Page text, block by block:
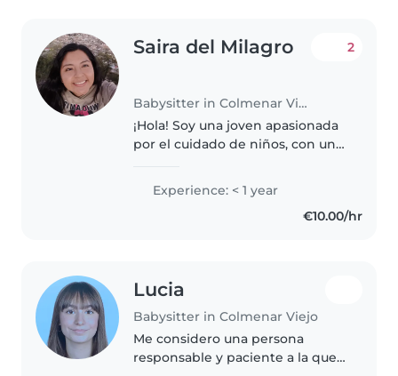
Saira del Milagro
Babysitter in Colmenar Viejo
2
¡Hola! Soy una joven apasionada
por el cuidado de niños, con una
bebés, niños pequeños y
Experience: < 1 year
€10.00/hr
Lucia
Babysitter in Colmenar Viejo
Me considero una persona
responsable y paciente a la que